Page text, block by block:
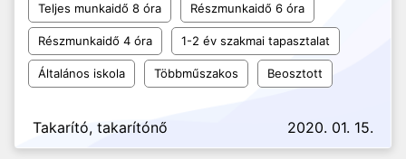
Teljes munkaidő 8 óra Részmunkaidő 6 óra
Részmunkaidő 4 óra 1-2 év szakmai tapasztalat
Általános iskola Többműszakos Beosztott
Takarító, takarítónő 2020. 01. 15.